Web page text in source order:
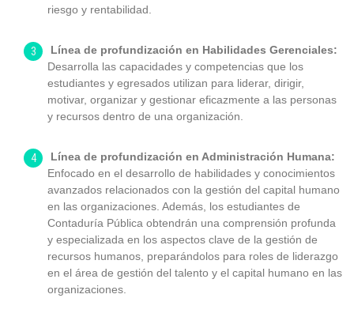
riesgo y rentabilidad.
Línea de profundización en Habilidades Gerenciales:
Desarrolla las capacidades y competencias que los
estudiantes y egresados utilizan para liderar, dirigir,
motivar, organizar y gestionar eficazmente a las personas
y recursos dentro de una organización.
Línea de profundización en Administración Humana:
Enfocado en el desarrollo de habilidades y conocimientos
avanzados relacionados con la gestión del capital humano
en las organizaciones. Además, los estudiantes de
Contaduría Pública obtendrán una comprensión profunda
y especializada en los aspectos clave de la gestión de
recursos humanos, preparándolos para roles de liderazgo
en el área de gestión del talento y el capital humano en las
organizaciones.